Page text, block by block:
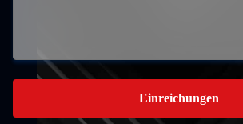
Einreichungen